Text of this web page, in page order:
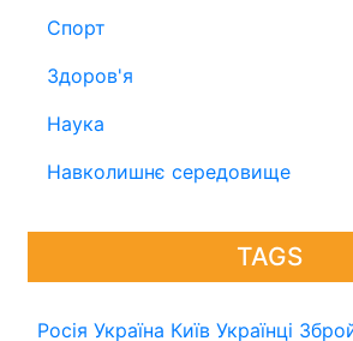
Спорт
Здоров'я
Наука
Навколишнє середовище
TAGS
Росія Україна Київ Українці